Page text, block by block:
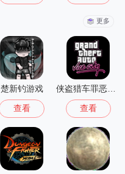
更多
楚新钓游戏
查看 查看